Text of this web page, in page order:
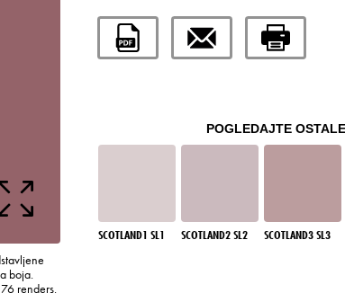
boja.
renders.
POGLEDAJTE
SCOTLAND1 SL1 SCOTLAND2 SL2 SCOTLAND3 SL3